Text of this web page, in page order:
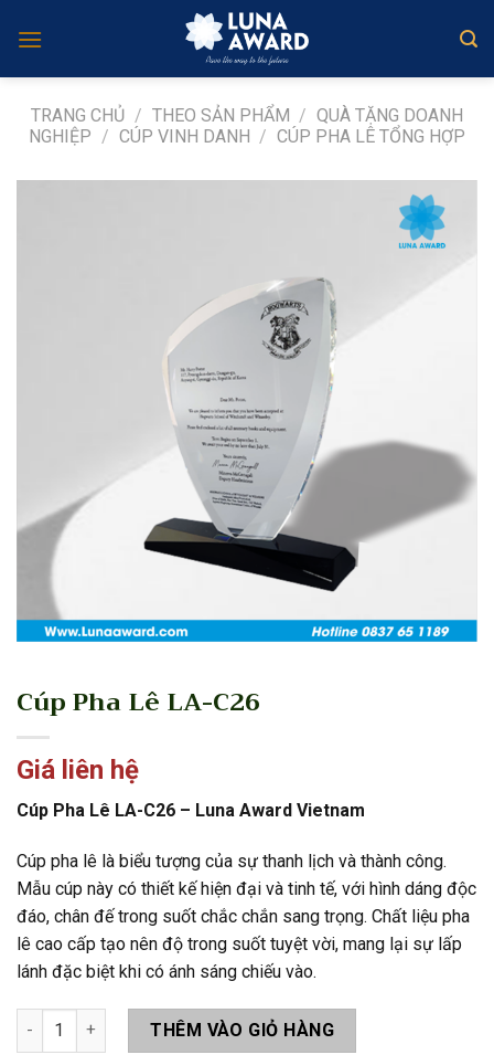
TRANG CHỦ / THEO SẢN PHẨM / QUÀ TẶNG DOANH
NGHIỆP / CÚP VINH DANH / CÚP PHA LÊ TỔNG HỢP
Cúp Pha Lê LA-C26
Giá liên hệ
Cúp Pha Lê LA-C26 – Luna Award Vietnam
Cúp pha lê là biểu tượng của sự thanh lịch và thành công.
Mẫu cúp này có thiết kế hiện đại và tinh tế, với hình dáng độc
đáo, chân đế trong suốt chắc chắn sang trọng. Chất liệu pha
lê cao cấp tạo nên độ trong suốt tuyệt vời, mang lại sự lấp
lánh đặc biệt khi có ánh sáng chiếu vào.
Cúp Pha Lê LA-C26 số lượngTHÊM VÀO GIỎ HÀNG